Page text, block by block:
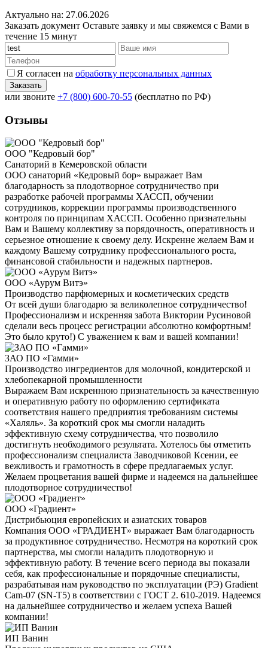
Актуально на: 27.06.2026
Заказать документ Оставьте заявку и мы свяжемся с Вами в
течение 15 минут
Я согласен на обработку персональных данных
или звоните +7 (800) 600-70-55 (бесплатно по РФ)
Отзывы
ООО "Кедровый бор"
Санаторий в Кемеровской области
ООО санаторий «Кедровый бор» выражает Вам
благодарность за плодотворное сотрудничество при
разработке рабочей программы ХАССП, обучении
сотрудников, коррекции программы производственного
контроля по принципам ХАССП. Особенно признательны
Вам и Вашему коллективу за порядочность, оперативность и
серьезное отношение к своему делу. Искренне желаем Вам и
каждому Вашему сотруднику профессионального роста,
финансовой стабильности и надежных партнеров.
ООО «Аурум Витэ»
Производство парфюмерных и косметических средств
От всей души благодарю за великолепное сотрудничество!
Профессионализм и искренняя забота Виктории Русиновой
сделали весь процесс регистрации абсолютно комфортным!
Это было круто!) С уважением к вам и вашей компании!
ЗАО ПО «Гамми»
Производство ингредиентов для молочной, кондитерской и
хлебопекарной промышленности
Выражаем Вам искреннюю признательность за качественную
и оперативную работу по оформлению сертификата
соответствия нашего предприятия требованиям системы
«Халяль». За короткий срок мы смогли наладить
эффективную схему сотрудничества, что позволило
достигнуть необходимого результата. Хотелось бы отметить
профессионализм специалиста Заводчиковой Ксении, ее
вежливость и грамотность в сфере предлагаемых услуг.
Желаем процветания вашей фирме и надеемся на дальнейшее
плодотворное сотрудничество!
ООО «Градиент»
Дистрибьюция европейских и азиатских товаров
Компания ООО «ГРАДИЕНТ» выражает Вам благодарность
за продуктивное сотрудничество. Несмотря на короткий срок
партнерства, мы смогли наладить плодотворную и
эффективную работу. В течение всего периода вы показали
себя, как профессиональные и порядочные специалисты,
разрабатывая нам руководство по эксплуатации (РЭ) Gradient
Cam-07 (SN-T5) в соответствии с ГОСТ 2. 610-2019. Надеемся
на дальнейшее сотрудничество и желаем успеха Вашей
компании!
ИП Ванин